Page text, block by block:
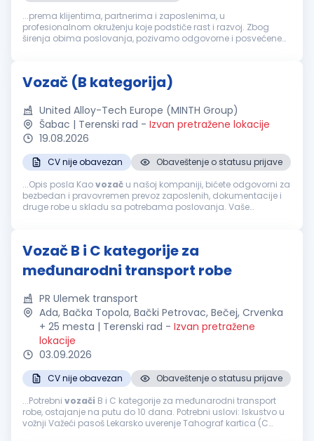
...prema klijentima, partnerima i zaposlenima, u
profesionalnom okruženju koje podstiče rast i razvoj. Zbog
širenja obima poslovanja, pozivamo odgovorne i posvećene
Vozač (B kategorija)
United Alloy-Tech Europe (MINTH Group)
Šabac | Terenski rad - Izvan pretražene lokacije
19.08.2026
CV nije obavezan
Obaveštenje o statusu prijave
...Opis posla Kaovozač u našoj kompaniji, bićete odgovorni za
bezbedan i pravovremen prevoz zaposlenih, dokumentacije i
druge robe u skladu sa potrebama poslovanja. Vaše
Vozač B i C kategorije za
međunarodni transport robe
PR Ulemek transport
Ada, Bačka Topola, Bački Petrovac, Bečej, Crvenka
+ 25 mesta | Terenski rad - Izvan pretražene
lokacije
03.09.2026
CV nije obavezan
Obaveštenje o statusu prijave
...Potrebni vozači B i C kategorije za međunarodni transport
robe, ostajanje na putu do 10 dana. Potrebni uslovi: Iskustvo u
vožnji Važeći pasoš Lekarsko uverenje Tahograf kartica (C